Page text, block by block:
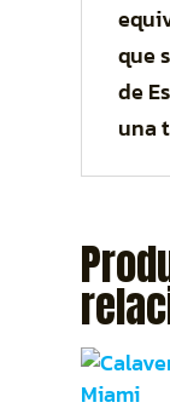
que
de
una